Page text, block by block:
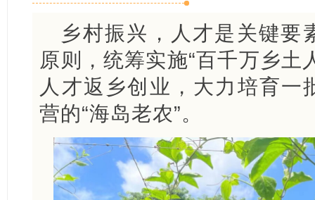
乡村振兴，人才是关键要
原则，统筹实施“百千万乡土
人才返乡创业，大力培育一
营的“海岛老农”。